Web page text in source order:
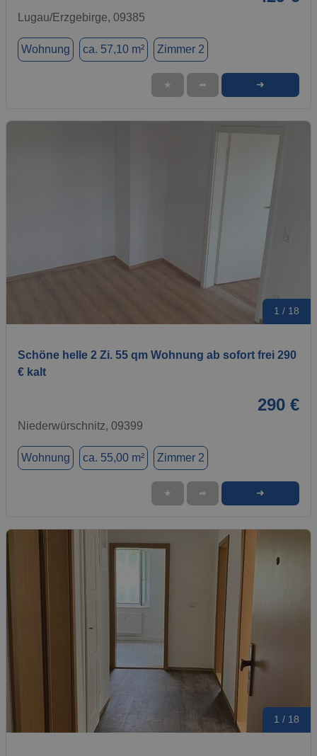
Lugau/Erzgebirge, 09385
Wohnung ca. 57,10 m² Zimmer 2
★ ➦ ➜
1 / 18
Schöne helle 2 Zi. 55 qm Wohnung ab sofort frei 290
€ kalt
290 €
Niederwürschnitz, 09399
Wohnung ca. 55,00 m² Zimmer 2
★ ➦ ➜
1 / 18